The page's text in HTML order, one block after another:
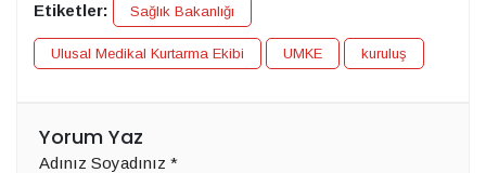
Etiketler: Sağlık Bakanlığı
Ulusal Medikal Kurtarma Ekibi UMKE kuruluş
Yorum Yaz
Adınız Soyadınız *